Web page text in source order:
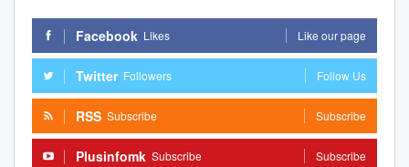
Facebook Likes Like our page
Twitter Followers Follow Us
RSS Subscribe Subscribe
Plusinfomk Subscribe Subscribe